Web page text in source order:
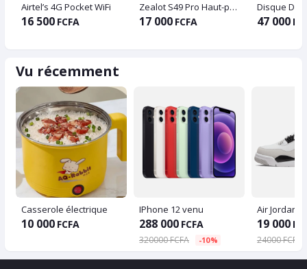
Airtel’s 4G Pocket WiFi
16 500 FCFA
Zealot S49 Pro Haut-parleur Bluetooth sans fil portable
17 000 FCFA 47 000
Vu récemment
Casserole électrique
10 000 FCFA
IPhone 12 venu
288 000 FCFA
320000 FCFA -10%
19 000
24000 FCFA